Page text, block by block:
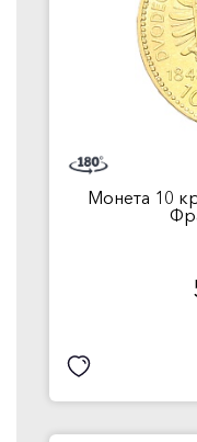
Монета 10